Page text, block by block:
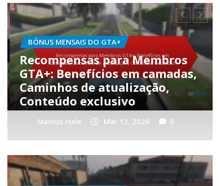
RECOMPENSAS DE EVENTOS SEMANAIS
Bónus de Eventos Semanais
GTA+: Recompensas de
participação, Itens únicos,
Ofertas por tempo limitado
Marcus Hale Mar 11, 2026